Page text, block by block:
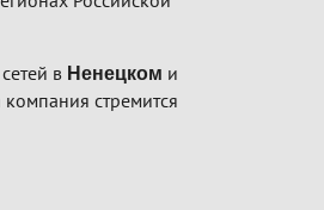
в Ненецком и
стремится